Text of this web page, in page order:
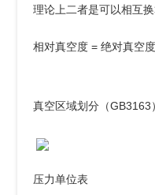
理论上二者是可以相互
相对真空度 = 绝对真空
真空区域划分（GB3163
压力单位表